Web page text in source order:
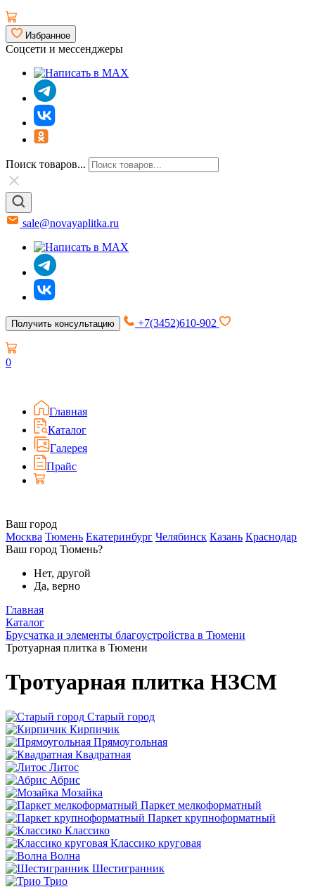
Избранное
Соцсети и мессенджеры
Поиск товаров...
sale@novayaplitka.ru
Получить консультацию +7(3452)610-902
0
Главная
Каталог
Галерея
Прайс
Ваш город
Москва Тюмень Екатеринбург Челябинск Казань Краснодар
Ваш город Тюмень?
Нет, другой
Да, верно
Главная
Каталог
Брусчатка и элементы благоустройства в Тюмени
Тротуарная плитка в Тюмени
Тротуарная плитка НЗСМ
Старый город
Кирпичик
Прямоугольная
Квадратная
Литос
Абрис
Мозайка
Паркет мелкоформатный
Паркет крупноформатный
Классико
Классико круговая
Волна
Шестигранник
Трио